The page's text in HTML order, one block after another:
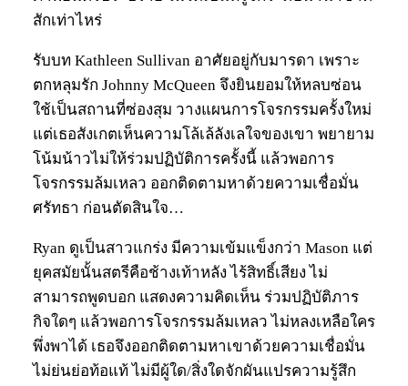
สักเท่าไหร่
รับบท Kathleen Sullivan อาศัยอยู่กับมารดา เพราะ
ตกหลุมรัก Johnny McQueen จึงยินยอมให้หลบซ่อน
ใช้เป็นสถานที่ซ่องสุม วางแผนการโจรกรรมครั้งใหม่
แต่เธอสังเกตเห็นความโล้เล้ลังเลใจของเขา พยายาม
โน้มน้าวไม่ให้ร่วมปฏิบัติการครั้งนี้ แล้วพอการ
โจรกรรมล้มเหลว ออกติดตามหาด้วยความเชื่อมั่น
ศรัทธา ก่อนตัดสินใจ…
Ryan ดูเป็นสาวแกร่ง มีความเข้มแข็งกว่า Mason แต่
ยุคสมัยนั้นสตรีคือช้างเท้าหลัง ไร้สิทธิ์เสียง ไม่
สามารถพูดบอก แสดงความคิดเห็น ร่วมปฏิบัติภาร
กิจใดๆ แล้วพอการโจรกรรมล้มเหลว ไม่หลงเหลือใคร
พึ่งพาได้ เธอจึงออกติดตามหาเขาด้วยความเชื่อมั่น
ไม่ย่นย่อท้อแท้ ไม่มีผู้ใด/สิ่งใดจักผันแปรความรู้สึก